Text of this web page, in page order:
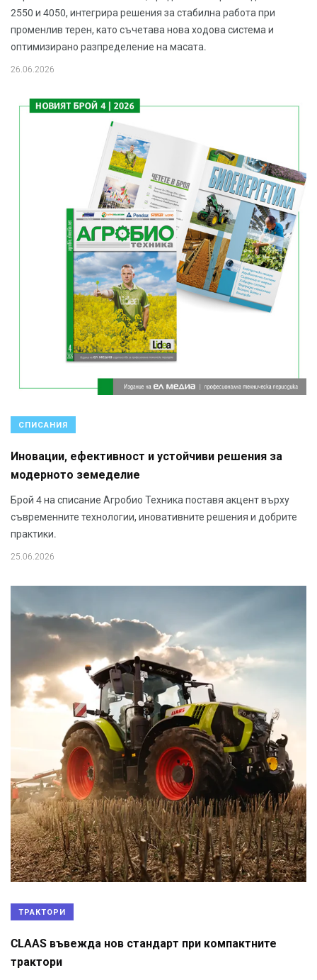
2550 и 4050, интегрира решения за стабилна работа при
променлив терен, като съчетава нова ходова система и
оптимизирано разпределение на масата.
26.06.2026
СПИСАНИЯ
Иновации, ефективност и устойчиви решения за
модерното земеделие
Брой 4 на списание Агробио Техника поставя акцент върху
съвременните технологии, иновативните решения и добрите
практики.
25.06.2026
ТРАКТОРИ
CLAAS въвежда нов стандарт при компактните
трактори